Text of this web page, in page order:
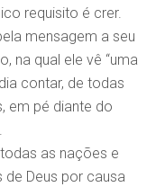
requisito é crer.
mensagem a seu
na qual ele vê “uma
contar, de todas
em pé diante do
as nações e
Deus por causa